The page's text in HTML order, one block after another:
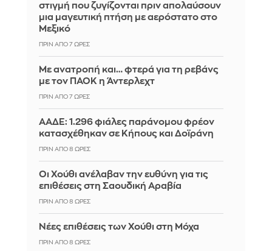
στιγμή που ζυγίζονται πριν απολαύσουν
μια μαγευτική πτήση με αερόστατο στο
Μεξικό
ΠΡΙΝ ΑΠΌ 7 ΏΡΕΣ
Με ανατροπή και… φτερά για τη ρεβάνς
με τον ΠΑΟΚ η Άντερλεχτ
ΠΡΙΝ ΑΠΌ 7 ΏΡΕΣ
ΑΑΔΕ: 1.296 φιάλες παράνομου φρέον
κατασχέθηκαν σε Κήπους και Δοϊράνη
ΠΡΙΝ ΑΠΌ 8 ΏΡΕΣ
Οι Χούθι ανέλαβαν την ευθύνη για τις
επιθέσεις στη Σαουδική Αραβία
ΠΡΙΝ ΑΠΌ 8 ΏΡΕΣ
Νέες επιθέσεις των Χούθι στη Μόχα
ΠΡΙΝ ΑΠΌ 8 ΏΡΕΣ